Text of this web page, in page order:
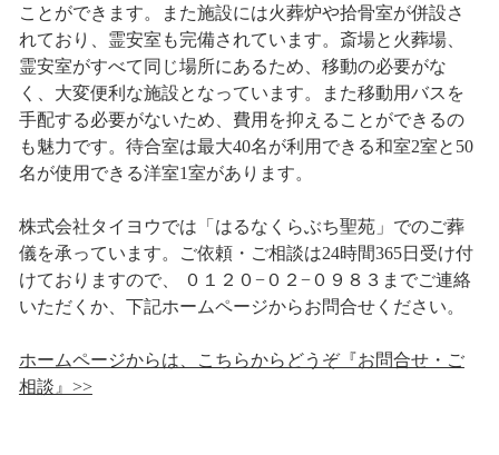
ことができます。また施設には火葬炉や拾骨室が併設さ
れており、霊安室も完備されています。斎場と火葬場、
霊安室がすべて同じ場所にあるため、移動の必要がな
く、大変便利な施設となっています。また移動用バスを
手配する必要がないため、費用を抑えることができるの
も魅力です。待合室は最大40名が利用できる和室2室と50
名が使用できる洋室1室があります。
株式会社タイヨウでは「はるなくらぶち聖苑」でのご葬
儀を承っています。ご依頼・ご相談は24時間365日受け付
けておりますので、 ０１２０−０２−０９８３までご連絡
いただくか、下記ホームページからお問合せください。
ホームページからは、こちらからどうぞ『お問合せ・ご
相談』>>